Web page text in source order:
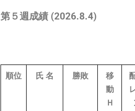
第５週成績 (2026.8.4)
順位 氏 名 勝敗
移
動
Ｈ